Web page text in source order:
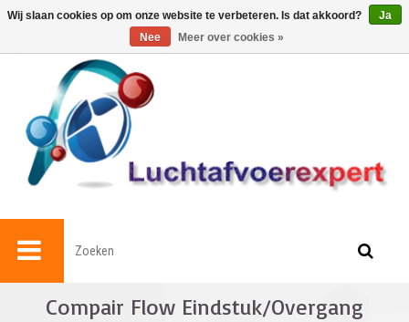
0
Compair Flow Eindstuk/Overgang
Wij slaan cookies op om onze website te verbeteren. Is dat akkoord?
Ja
Nee
Meer over cookies »